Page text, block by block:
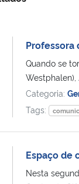
Professora
Quando se
Westphalen),
Categoria:
Tags:
Espaço de
Nesta